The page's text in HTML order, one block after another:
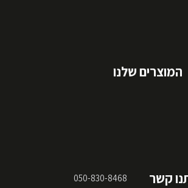
המוצרים שלנו
קשר
050-830-8468